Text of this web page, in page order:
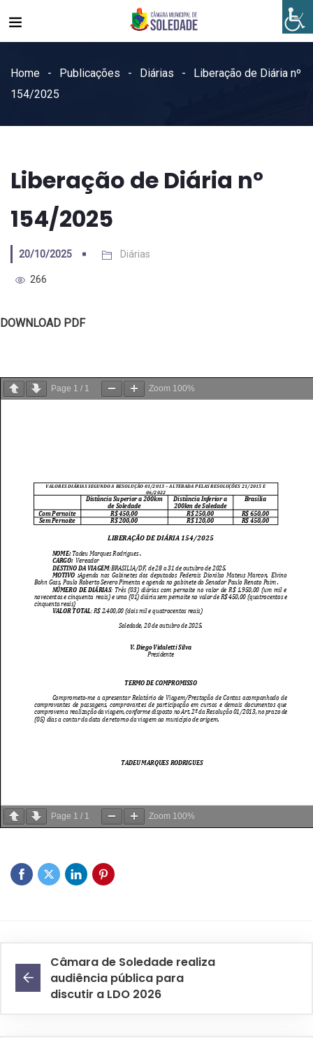
Home Publicações Diárias
Liberação de Diária nº
154/2025
Liberação de Diária nº
154/2025
20/10/2025 Diárias
266
DOWNLOAD PDF
Page 1 / 1 Zoom 100%
Page 1 / 1 Zoom 100%
Câmara de Soledade realiza
audiência pública para
discutir a LDO 2026